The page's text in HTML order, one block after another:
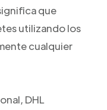
que
utilizando los
cualquier
DHL